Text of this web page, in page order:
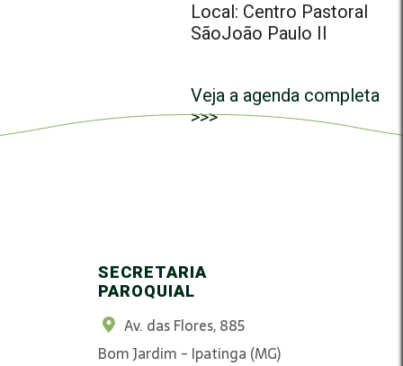
Local: Centro Pastoral
SãoJoão Paulo II
Veja a agenda completa
>>>
SECRETARIA
PAROQUIAL
Av. das Flores, 885
Bom Jardim - Ipatinga (MG)